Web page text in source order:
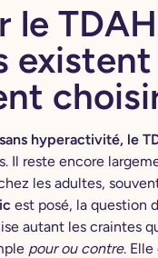
le
existent
hyperactivité, le
Il reste encore
les adultes,
est posé, la question
autant les craintes
pour ou contre. Elle